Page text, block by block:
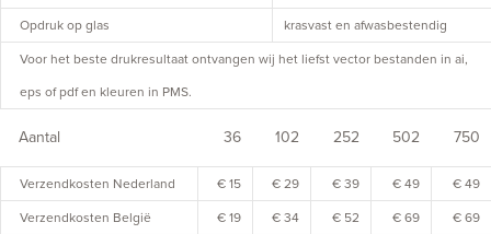
Opdruk op glas krasvast en afwasbestendig
Voor het beste drukresultaat ontvangen wij het liefst vector bestanden in ai,
eps of pdf en kleuren in PMS.
Aantal 36 102 252 502 750
Verzendkosten Nederland € 15 € 29 € 39 € 49 € 49
Verzendkosten België € 19 € 34 € 52 € 69 € 69